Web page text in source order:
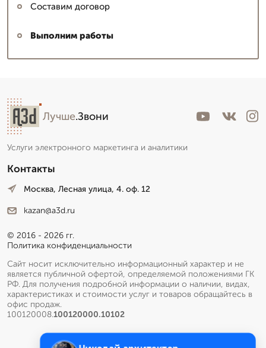
Составим договор
Выполним работы
Лучше.Звони
Услуги электронного маркетинга и аналитики
Контакты
Москва, Лесная улица, 4. оф. 12
kazan@a3d.ru
© 2016 - 2026 гг.
Политика конфиденциальности
Сайт носит исключительно информационный характер и не
является публичной офертой, определяемой положениями ГК
РФ. Для получения подробной информации о наличии, видах,
характеристиках и стоимости услуг и товаров обращайтесь в
офис продаж.
100120008.100120000.10102